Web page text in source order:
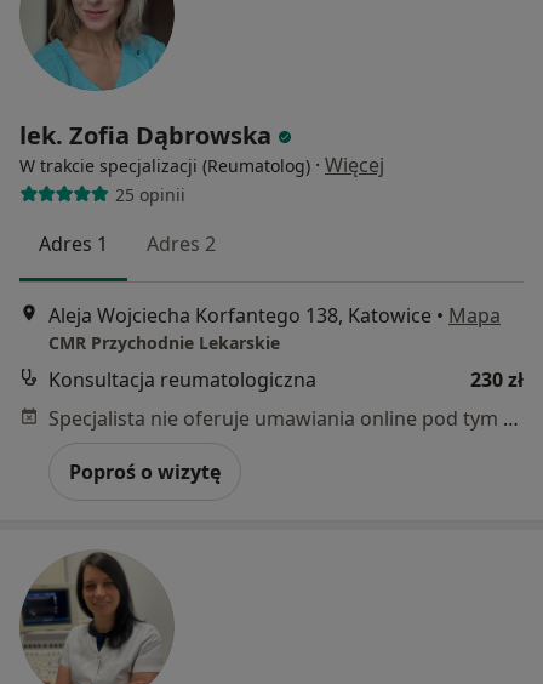
lek. Zofia Dąbrowska
W trakcie specjalizacji (Reumatolog) · Więcej
25 opinii
Adres 1 Adres 2
Aleja Wojciecha Korfantego 138, Katowice • Mapa
CMR Przychodnie Lekarskie
Konsultacja reumatologiczna
230 zł
Specjalista nie oferuje umawiania online pod tym adresem.
Poproś o wizytę